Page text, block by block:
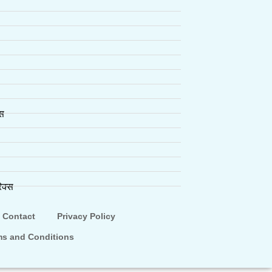
Contact Privacy Policy
and Conditions